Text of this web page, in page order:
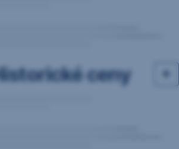
ceny